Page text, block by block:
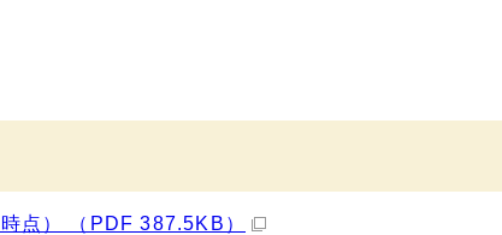
点） （PDF 387.5KB）